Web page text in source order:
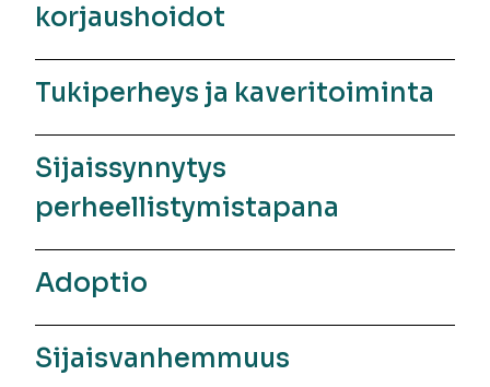
korjaushoidot
Tukiperheys ja kaveritoiminta
Sijaissynnytys
perheellistymistapana
Adoptio
Sijaisvanhemmuus